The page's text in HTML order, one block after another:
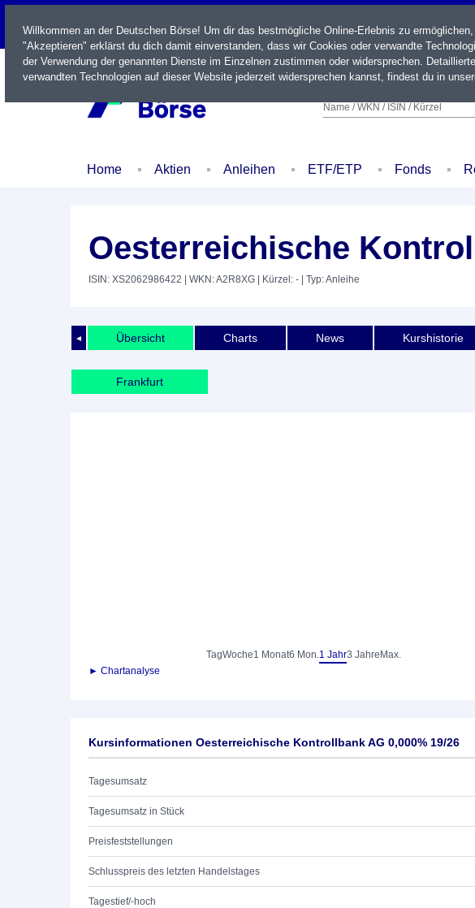
LIVE
Name / WKN / ISIN / Kürzel
Home Aktien Anleihen ETF/ETP Fonds
Oesterreichische
ISIN: XS2062986422 | WKN: A2R8XG | Kürzel: - | Typ: Anleihe
◄ Übersicht Charts News Kurshistorie
Frankfurt
TagWoche1 Monat6 Mon.1 Jahr3 Jahre Max.
► Chartanalyse
Kursinformationen Oesterreichische Kontrollbank AG 0,000% 19/26
Tagesumsatz
Tagesumsatz in Stück
Preisfeststellungen
Schlusspreis des letzten Handelstages
Tagestief/-hoch
Willkommen an der Deutschen Börse! Um dir das bestmögliche Online-Erlebnis zu
"Akzeptieren" erklärst du dich damit einverstanden, dass wir Cookies oder verwandte
der Verwendung der genannten Dienste im Einzelnen zustimmen oder widersprechen.
verwandten Technologien auf dieser Website jederzeit widersprechen kannst, findest du in